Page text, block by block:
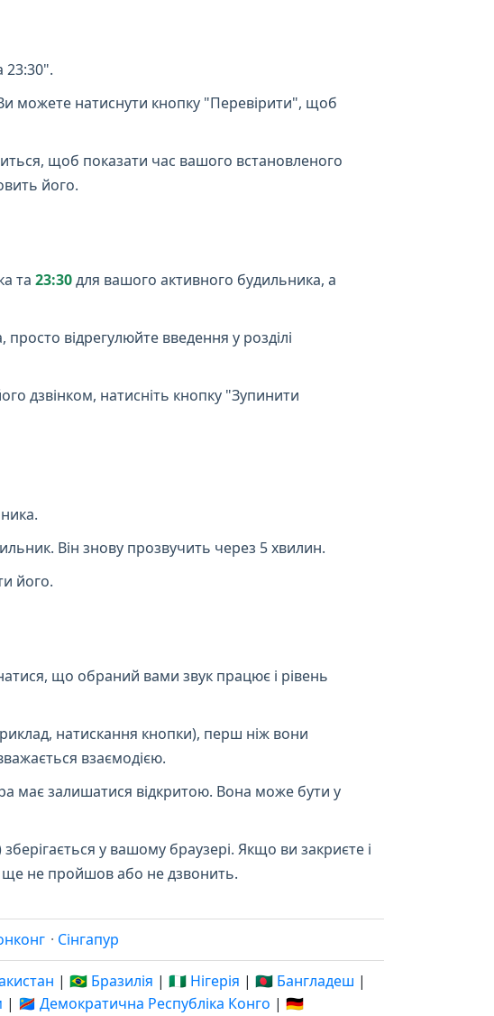
23:30".
можете натиснути кнопку "Перевірити", щоб
щоб показати час вашого встановленого
його.
та 23:30для вашого активного будильника, а
відрегулюйте введення у розділі
дзвінком, натисніть кнопку "Зупинити
Він знову прозвучить через 5 хвилин.
його.
що обраний вами звук працює і рівень
натискання кнопки), перш ніж вони
взаємодією.
має залишатися відкритою. Вона може бути у
у вашому браузері. Якщо ви закриєте і
ще не пройшов або не дзвонить.
· Сінгапур
| 🇧🇷 Бразилія | 🇳🇬 Нігерія | 🇧🇩 Бангладеш |
| 🇨🇩 Демократична Республіка Конго | 🇩🇪